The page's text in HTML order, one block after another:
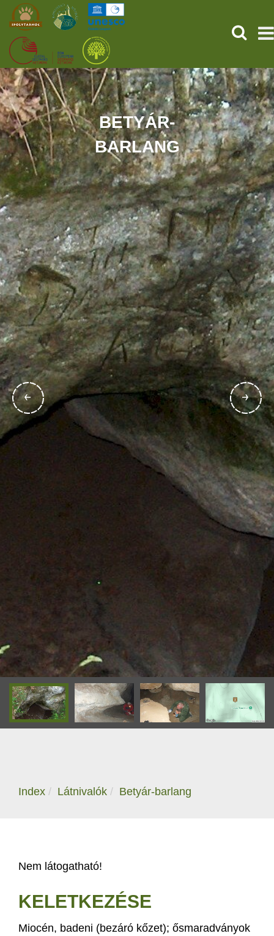
KEZDŐOLDAL
ŐSVILÁGI POMPEJI
SZOLGÁLTATÁSOK
PROGRAMOK
HÍREK
RÓLUNK
ONLINE JEGYVÁSÁRLÁS
BETYÁR-
BARLANG
Index Látnivalók Betyár-barlang
Nem látogatható!
KELETKEZÉSE
Miocén, badeni (bezáró kőzet); ősmaradványok